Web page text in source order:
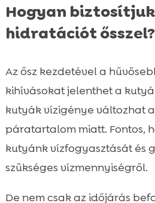
Hogyan
hidratációt ősszel?
Az ősz kezdetével a
kihívásokat jelenthet a
kutyák vízigénye változhat
páratartalom miatt. Fontos,
kutyánk vízfogyasztását és
szükséges vízmennyiségről.
De nem csak az időjárás